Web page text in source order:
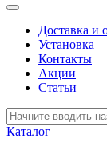
Доставка и
Установка
Контакты
Акции
Статьи
Каталог